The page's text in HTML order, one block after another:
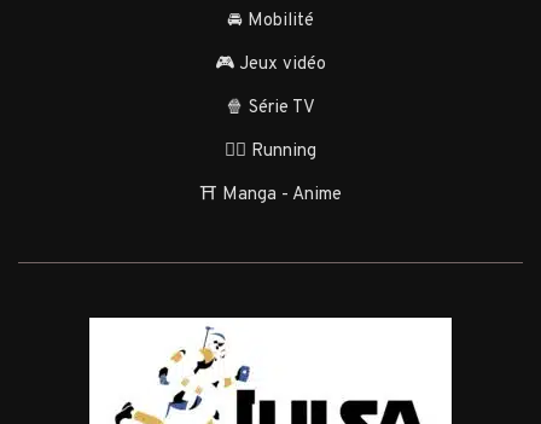
🚘 Mobilité
🎮 Jeux vidéo
🍿 Série TV
🏃‍♂️ Running
⛩️ Manga - Anime